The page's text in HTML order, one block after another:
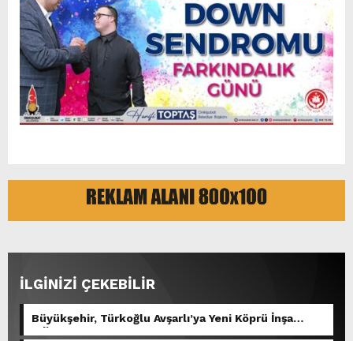
İLGİNİZİ ÇEKEBİLİR
Büyükşehir, Türkoğlu Avşarlı’ya Yeni Köprü İnşa
Ediyor.